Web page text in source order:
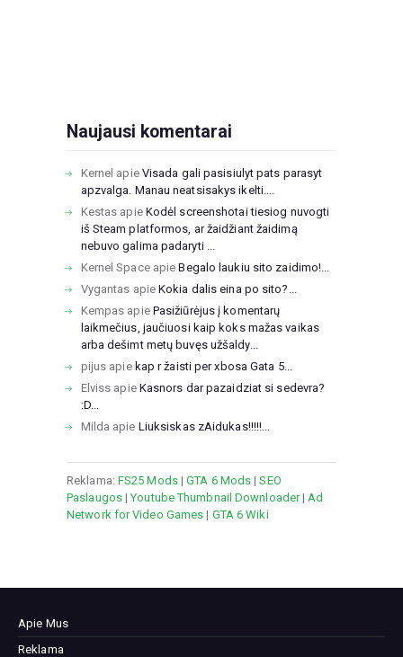
Naujausi komentarai
Kernel apie Visada gali pasisiulyt pats parasyt
apzvalga. Manau neatsisakys ikelti....
Kestas apie Kodėl screenshotai tiesiog nuvogti
iš Steam platformos, ar žaidžiant žaidimą
nebuvo galima padaryti ...
Kernel SpaceapieBegalo laukiu sito zaidimo!...
Vygantas apieKokia dalis eina po sito?...
Kempas apie Pasižiūrėjus į komentarų
laikmečius, jaučiuosi kaip koks mažas vaikas
arba dešimt metų buvęs užšaldy...
pijus apie kap r žaisti per xbosa Gata 5...
Elviss apie Kasnors dar pazaidziat si sedevra?
:D...
Milda apie Liuksiskas zAidukas!!!!!...
Reklama: FS25 Mods|GTA 6 Mods |SEO
Paslaugos|Youtube Thumbnail Downloader| Ad
Network for Video Games | GTA 6 Wiki
Apie Mus
Reklama